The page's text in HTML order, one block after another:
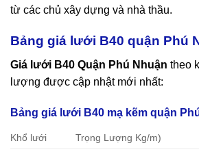
từ các chủ xây dựng và nhà thầu.
Bảng giá lưới B40 quận Phú
Giá lưới B40 Quận Phú Nhuận theo
lượng được cập nhật mới nhất:
Bảng giá lưới B40 mạ kẽm quận
Khổ lưới Trọng Lượng Kg/m)